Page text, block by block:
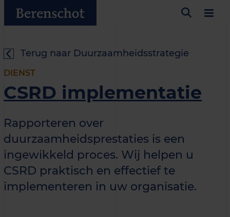
Terug naar Duurzaamheidsstrategie
DIENST
CSRD implementatie
Rapporteren over
duurzaamheidsprestaties is een
ingewikkeld proces. Wij helpen u
CSRD praktisch en effectief te
implementeren in uw organisatie.